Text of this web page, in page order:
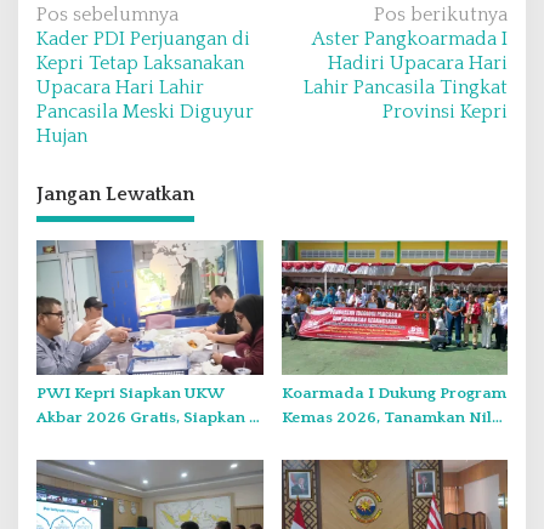
N
a
v
i
a
s
i
p
o
s
Pos sebelumnya
Kader PDI Perjuangan di
Kepri Tetap Laksanakan
Upacara Hari Lahir
Pancasila Meski Diguyur
Hujan
Pos berikutnya
Aster Pangkoarmada I
Hadiri Upacara Hari
Lahir Pancasila Tingkat
Provinsi Kepri
Jangan Lewatkan
PWI Kepri Siapkan UKW
Akbar 2026 Gratis, Siapkan 6
Ketat
Koarmada I Dukung Program
Kemas 2026, Tanamkan Nilai
Generasi Muda